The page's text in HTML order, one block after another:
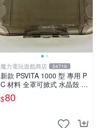
魔力電玩遊戲商店 54716
新款 PSVITA 1000 型 專用 P
C 材料 全罩可掀式 水晶殼 透
明黑 【板橋魔力】
$80